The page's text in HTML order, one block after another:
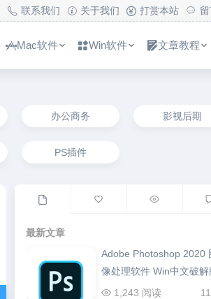
联系我们 关于我们 打赏本站
Mac软件 Win软件 文章教程
办公商务 影视后期
PS插件
最新文章
Adobe Photoshop 2020
像处理软件 Win中文破解
1,243 阅读